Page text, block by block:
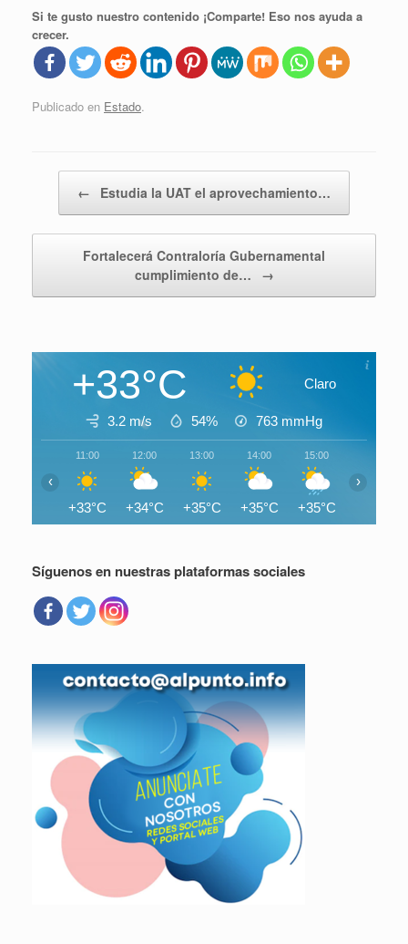
Si te gusto nuestro contenido ¡Comparte! Eso nos ayuda a
crecer.
Publicado en Estado.
← Estudia la UAT el aprovechamiento…
Fortalecerá Contraloría Gubernamental
cumplimiento de…
→
+33°C Claro
3.2 m/s 54% 763 mmHg
11:00
+33°C
12:00
+34°C
13:00
+35°C
14:00
+35°C
15:00
+35°C
‹ ›
Síguenos en nuestras plataformas sociales